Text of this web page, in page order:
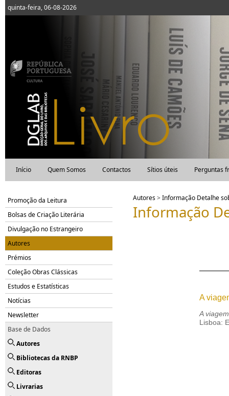
quinta-feira, 06-08-2026
Início Quem Somos Contactos Sítios úteis Perguntas
Promoção da Leitura
Bolsas de Criação Literária
Divulgação no Estrangeiro
Autores
Prémios
Coleção Obras Clássicas
Estudos e Estatísticas
Notícias
Newsletter
Base de Dados
Autores
Bibliotecas da RNBP
Editoras
Livrarias
Autores>Informação Detalhe
Informação
A
A
Lisboa: